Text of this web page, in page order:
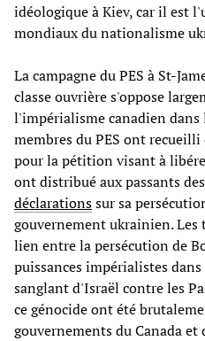
idéologique à Kiev, car il est
mondiaux du nationalisme
La campagne du PES à St-
classe ouvrière s'oppose
l'impérialisme canadien dans
membres du PES ont
pour la pétition visant à
ont distribué aux passants
déclarationssur sa
gouvernement ukrainien.
lien entre la persécution de
puissances impérialistes
sanglant d'Israël contre les
ce génocide ont été
gouvernements du Canada et